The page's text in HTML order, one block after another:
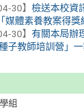
組
30】 檢送本校資
媒體素養教案得獎
30】 有關本局辦
子教師培訓營」一